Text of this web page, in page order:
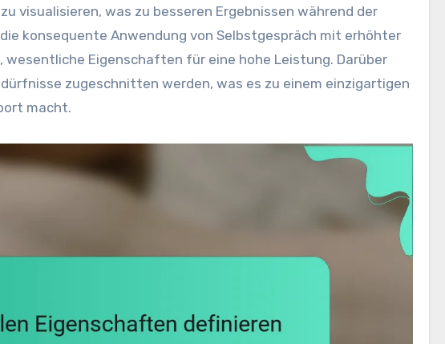
visualisieren, was zu besseren Ergebnissen während der
konsequente Anwendung von Selbstgespräch mit erhöhter
Eigenschaften für eine hohe Leistung. Darüber
zugeschnitten werden, was es zu einem einzigartigen
macht.